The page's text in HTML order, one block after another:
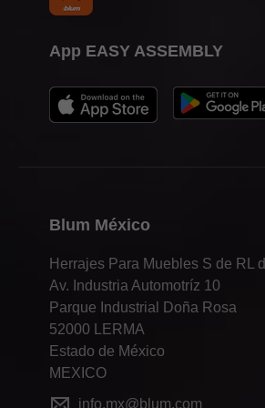
Blum México
Herrajes Para Muebles S de RL
Av. Industria Automotríz 10
Parque Industrial Doña Rosa
52000 LERMA
Estado de México
MEXICO
info.mx@blum.com
App EASY ASSEMBLY